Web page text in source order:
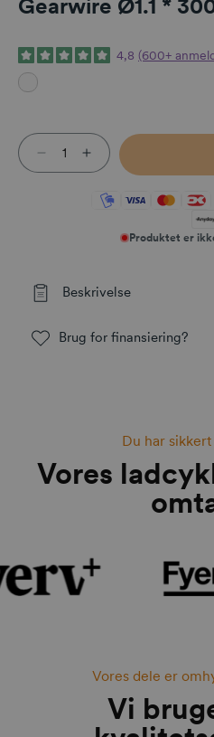
Gearwire Ø1.1 *
4,8 (600+
Reducer antallet for
Øg antallet for
Produktet er
Beskrivelse
Brug for finansiering?
Du har
Vores
Vores dele er
Vi